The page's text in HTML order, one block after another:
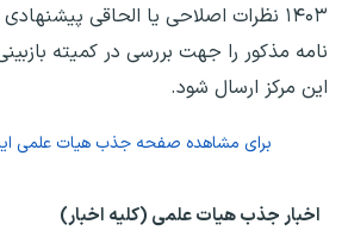
۱۴۰۳ نظرات اصلاحی یا الحاقی
نامه مذکور را جهت بررسی در کمیته
این مرکز ارسال شود.
برای مشاهده صفحه جذب هیات علمی
اخبار جذب هیات علمی (کلیه اخبار)